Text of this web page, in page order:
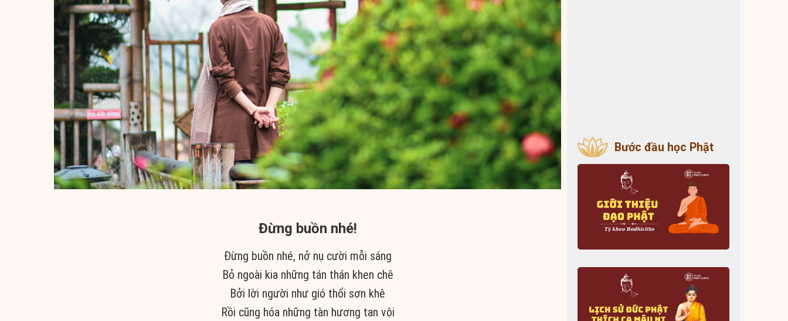
Đừng buồn nhé!
Đừng buồn nhé, nở nụ cười mỗi sáng
Bỏ ngoài kia những tán thán khen chê
Bởi lời người như gió thổi sơn khê
Rồi cũng hóa những tàn hương tan vội
Bước đầu học Phật